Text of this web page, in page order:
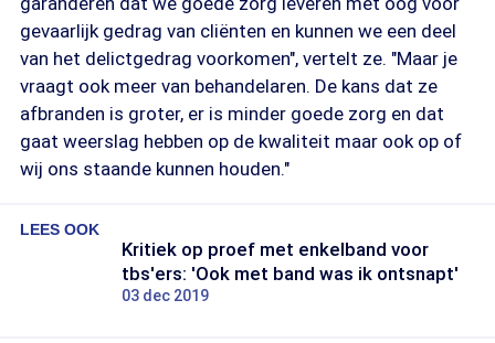
gevaarlijk gedrag van cliënten en kunnen we een deel
van het delictgedrag voorkomen", vertelt ze. "Maar je
vraagt ook meer van behandelaren. De kans dat ze
afbranden is groter, er is minder goede zorg en dat
gaat weerslag hebben op de kwaliteit maar ook op of
wij ons staande kunnen houden."
LEES OOK
Kritiek op proef met enkelband voor
tbs'ers: 'Ook met band was ik ontsnapt'
03 dec 2019